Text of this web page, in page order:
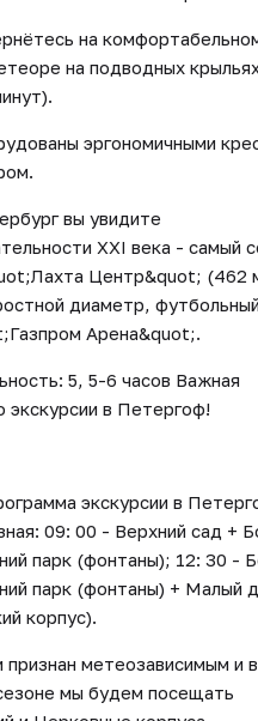
на
на подводных
эргономичными
вы увидите
XXI века - самый
Центр&quot; (462
диаметр, футбольный
Арена&quot;.
5, 5-6 часов Важная
экскурсии в Петергоф!
экскурсии в
09: 00 - Верхний сад +
парк (фонтаны); 12: 30 -
парк (фонтаны) + Малый
корпус).
метеозависимым и в
мы будем посещать